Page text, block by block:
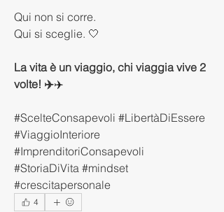
Qui non si corre.
Qui si sceglie. 🤍
La vita è un viaggio, chi viaggia vive 2
volte! ✈️✈️
#ScelteConsapevoli #LibertàDiEssere
#ViaggioInteriore
#ImprenditoriConsapevoli
#StoriaDiVita #mindset
#crescitapersonale
4